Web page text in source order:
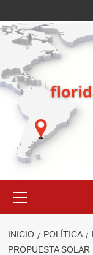
al
contenido
primario
INICIO POLÍTICA
PROPUESTA